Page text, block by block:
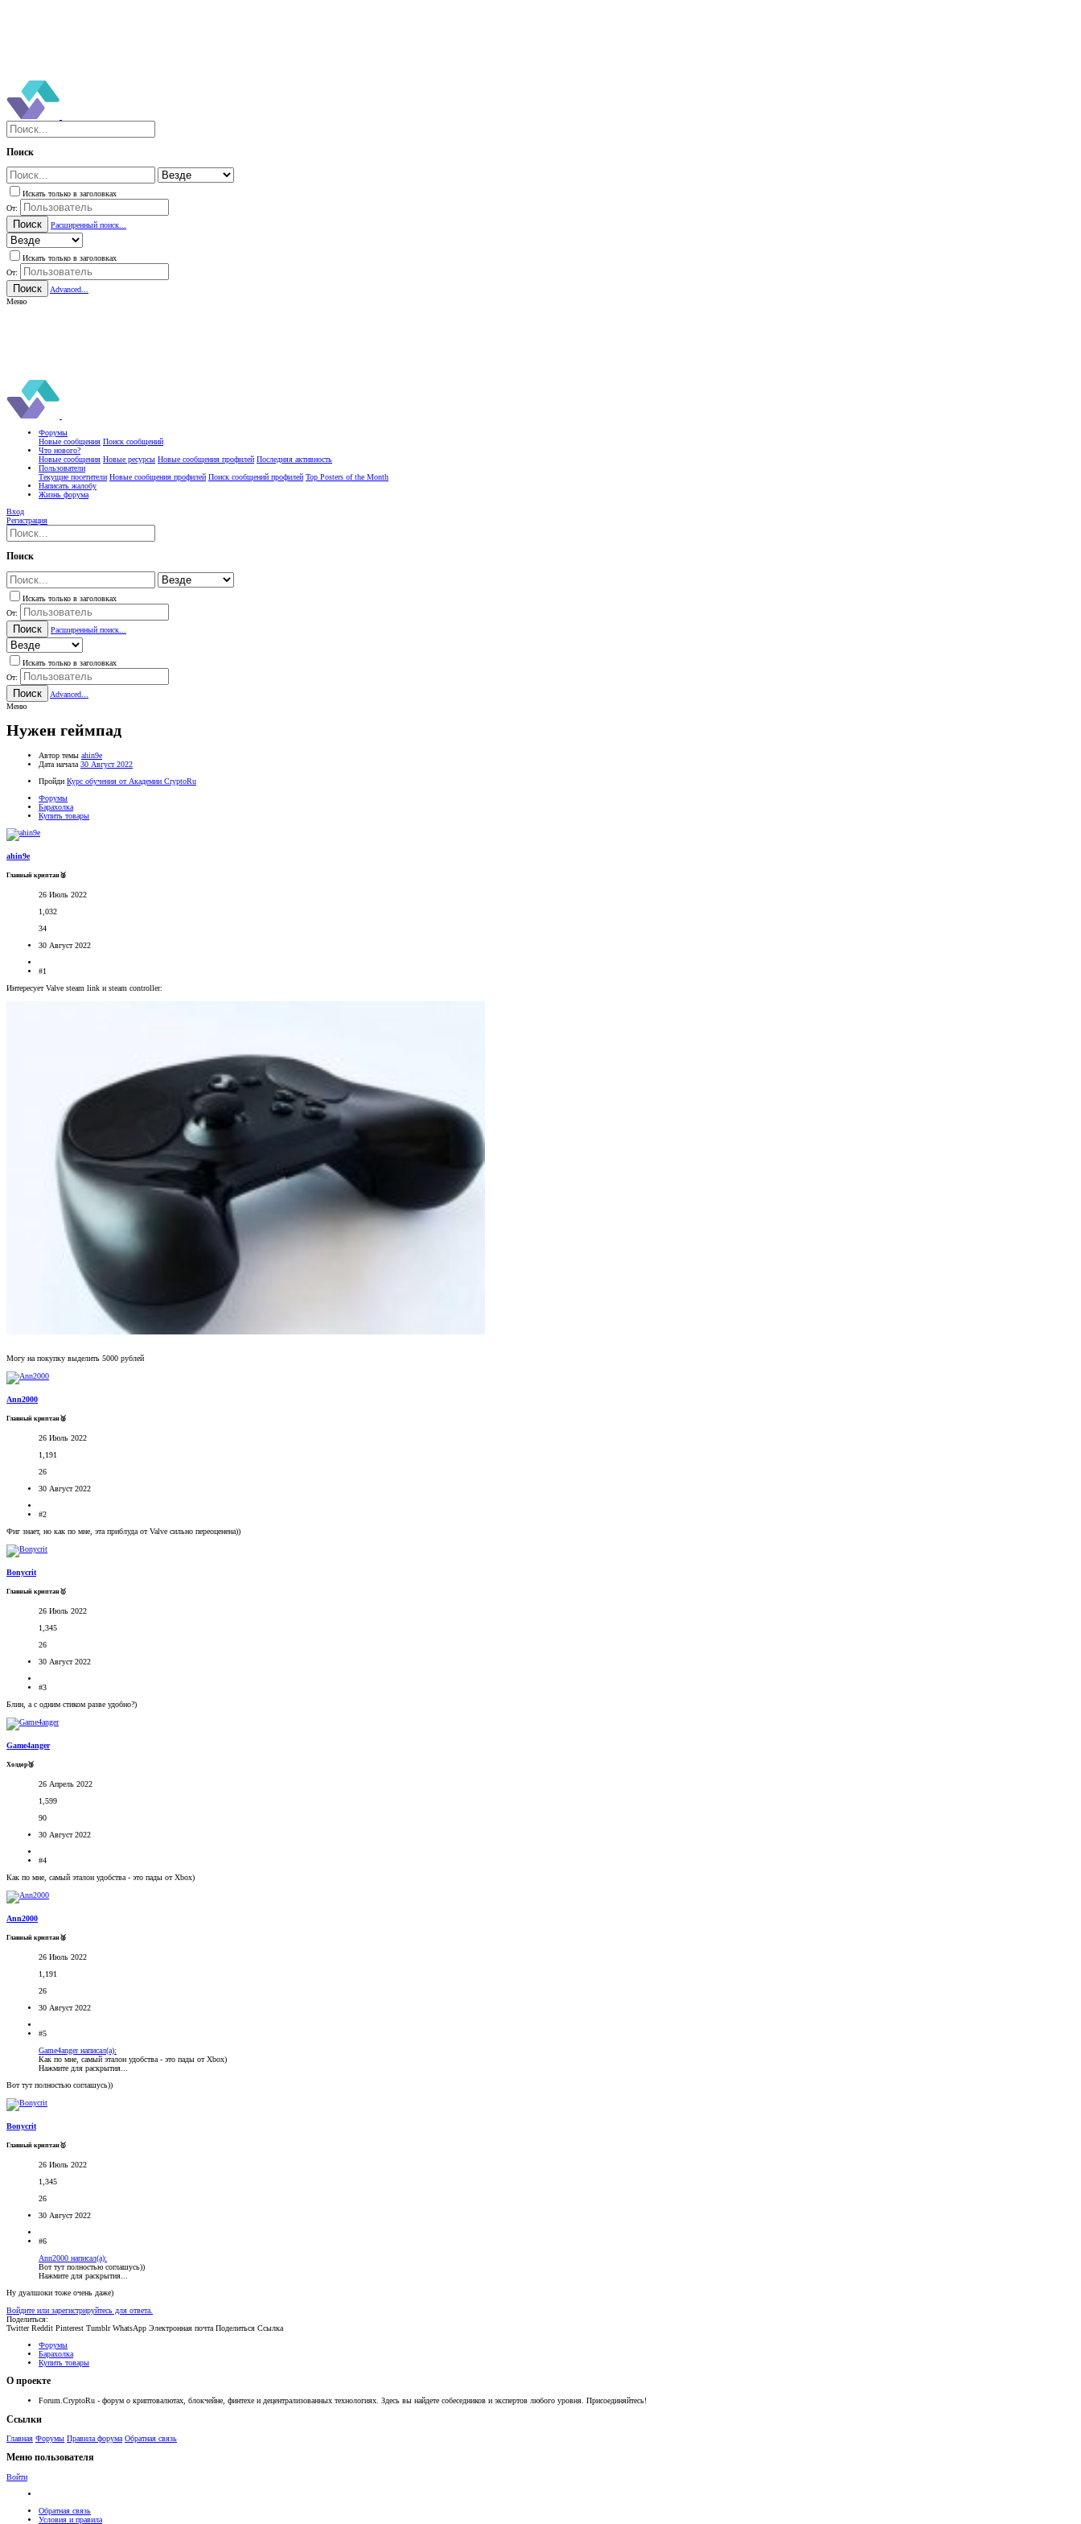
Поиск
Искать только в заголовках
От:
Поиск Расширенный поиск...
Искать только в заголовках
От:
Поиск
Advanced...
Меню
Форумы
Новые сообщения Поиск сообщений
Что нового?
Новые сообщения Новые ресурсы Новые сообщения профилей Последняя активность
Пользователи
Текущие посетители Новые сообщения профилей Поиск сообщений профилей Top Posters of the Month
Написать жалобу
Жизнь форума
Вход
Регистрация
Поиск
Искать только в заголовках
От:
Поиск Расширенный поиск...
Искать только в заголовках
От:
Поиск
Advanced...
Меню
Нужен геймпад
Автор темы ahin9e
Дата начала 30 Август 2022
Пройди Курс обучения от Академии CryptoRu
Форумы
Барахолка
Купить товары
ahin9e
Главный криптан🥈
26 Июль 2022
1,032
34
30 Август 2022
#1
Интересует Valve steam link и steam controller:
Могу на покупку выделить 5000 рублей
Ann2000
Главный криптан🥈
26 Июль 2022
1,191
26
30 Август 2022
#2
Фиг знает, но как по мне, эта приблуда от Valve сильно переоценена))
Bonycrit
Главный криптан🥇
26 Июль 2022
1,345
26
30 Август 2022
#3
Блин, а с одним стиком разве удобно?)
Game4anger
Холдер🥉
26 Апрель 2022
1,599
90
30 Август 2022
#4
Как по мне, самый эталон удобства - это пады от Xbox)
Ann2000
Главный криптан🥈
26 Июль 2022
1,191
26
30 Август 2022
#5
Game4anger написал(а):
Как по мне, самый эталон удобства - это пады от Xbox)
Нажмите для раскрытия...
Вот тут полностью соглашусь))
Bonycrit
Главный криптан🥇
26 Июль 2022
1,345
26
30 Август 2022
#6
Ann2000 написал(а):
Вот тут полностью соглашусь))
Нажмите для раскрытия...
Ну дуалшоки тоже очень даже)
Войдите или зарегистрируйтесь для ответа.
Поделиться:
Twitter Reddit Pinterest Tumblr WhatsApp Электронная почта Поделиться Ссылка
Форумы
Барахолка
Купить товары
О проекте
Forum.CryptoRu - форум о криптовалютах, блокчейне, финтехе и децентрализованных технологиях. Здесь вы найдете собеседников и экспертов любого уровня. Присоединяйтесь!
Ссылки
Главная Форумы Правила форума Обратная связь
Меню пользователя
Войти
Обратная связь
Условия и правила